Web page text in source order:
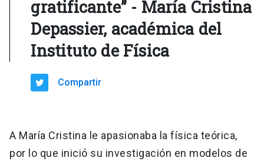
gratificante” - María Cristina
Depassier, académica del
Instituto de Física
Compartir
A María Cristina le apasionaba la física teórica,
por lo que inició su investigación en modelos de